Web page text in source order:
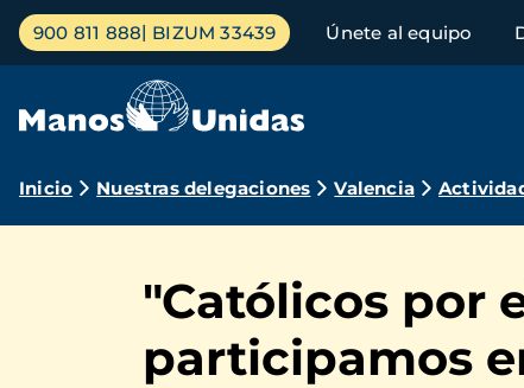
Pasar
contenido
Menú
principal
900 811 888 BIZUM 33439 Únete al equipo
Ruta
navegación
Inicio Nuestras delegaciones Valencia
"Católicos por
participamos